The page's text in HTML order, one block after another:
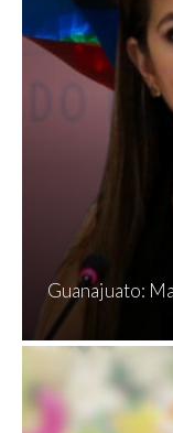
Guanajuato: